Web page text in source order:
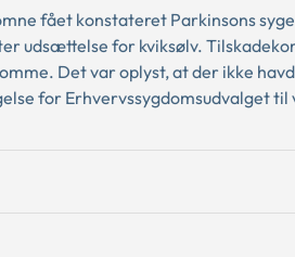
fået konstateret Parkinsons
udsættelse for kviksølv.
Det var oplyst, at der ikke
for Erhvervssygdomsudvalget